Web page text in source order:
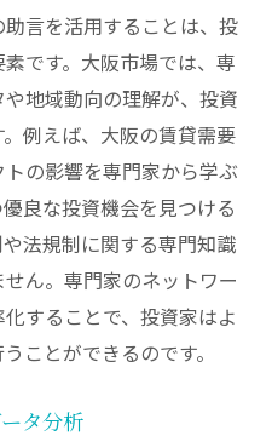
言を活用することは、投
です。大阪市場では、専
地域動向の理解が、投資
例えば、大阪の賃貸需要
の影響を専門家から学ぶ
良な投資機会を見つける
法規制に関する専門知識
ん。専門家のネットワー
することで、投資家はよ
ことができるのです。
タ分析